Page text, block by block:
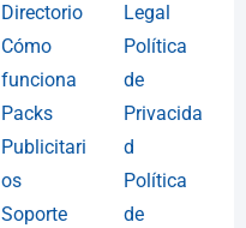
Directorio
Cómo
funciona
Packs
Publicitari
os
Soporte
Legal
Política
de
Privacida
d
Política
de